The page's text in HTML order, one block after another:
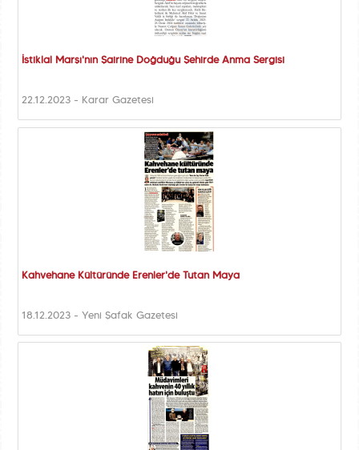
İstiklal Marşı'nın Şairine Doğduğu Şehirde Anma Sergisi
22.12.2023 - Karar Gazetesi
Kahvehane Kültüründe Erenler'de Tutan Maya
18.12.2023 - Yeni Şafak Gazetesi